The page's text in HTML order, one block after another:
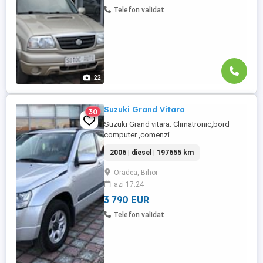
22
si volan ...
Telefon validat
30 Suzuki Grand Vitara
Suzuki Grand vitara. Climatronic,bord
computer ,comenzi
, radio cd,incalzire in scaune ,pilot
automat ,geamuri electrice,proiectoare de
ceata,8 x airbag,oglinzi electrice și
încălzite ,euro 4,1.9 diesel,129 ps,tractiune
4x4 cu reductor,scaun si volan
reglabil.stare ...
2006 | diesel | 197655 km
Oradea, Bihor
azi 17:24
3 790 EUR
Telefon validat